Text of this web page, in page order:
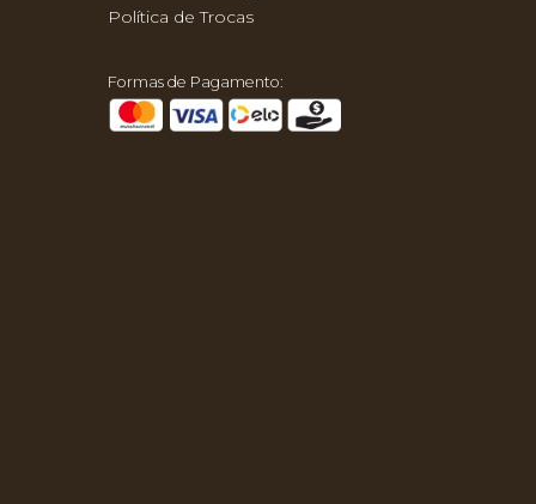
Política de Trocas
Formas de Pagamento: